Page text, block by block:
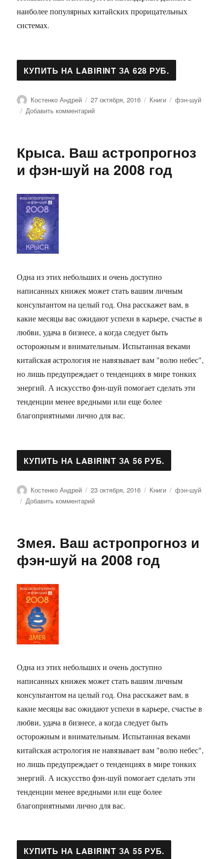
наиболее популярных китайских прорицательных
системах.
Автор
Костенко Андрей Опубликовано
27 октября, 2016 Рубрики
Книги Метки
фэн-шуй
Добавить комментарийк
календарь
его
Крыса. Ваш астропрогноз
и фэн-шуй на 2008 год
Одна из этих небольших и очень доступно
написанных книжек может стать вашим личным
консультантом на целый год. Она расскажет вам, в
какие месяцы вас ожидают успехи в карьере, счастье в
любви, удача в бизнесе, а когда следует быть
осторожным и внимательным. Испытанная веками
китайская астрология не навязывает вам "волю небес",
но лишь предупреждает о тенденциях в мире тонких
энергий. А искусство фэн-шуй помогает сделать эти
тенденции менее вредными или еще более
благоприятными лично для вас.
Автор
Костенко Андрей Опубликовано
23 октября, 2016 Рубрики
Книги Метки
фэн-шуй
Добавить комментарийк
астропрогноз
фэн-
Змея. Ваш астропрогноз и
фэн-шуй на 2008 год
Одна из этих небольших и очень доступно
написанных книжек может стать вашим личным
консультантом на целый год. Она расскажет вам, в
какие месяцы вас ожидают успехи в карьере, счастье в
любви, удача в бизнесе, а когда следует быть
осторожным и внимательным. Испытанная веками
китайская астрология не навязывает вам "волю небес",
но лишь предупреждает о тенденциях в мире тонких
энергий. А искусство фэн-шуй помогает сделать эти
тенденции менее вредными или еще более
благоприятными лично для вас.